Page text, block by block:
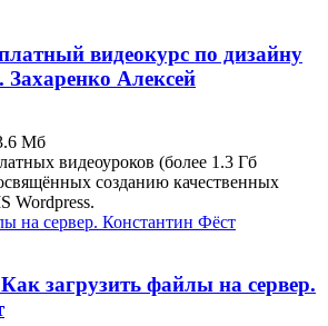
видеокурс по дизайну
Захаренко Алексей
Мб
видеоуроков (более 1.3 Гб
созданию качественных
Wordpress.
загрузить файлы на сервер.